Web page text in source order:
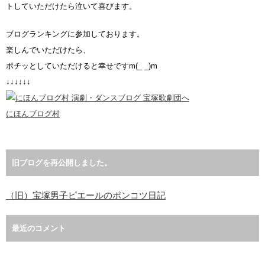
トしていただけたら泣いて喜びます。
ブログランキングに参加しております。
楽しんでいただけたら、
ポチッとしていただけると幸せですm(_ _)m
↓↓↓↓↓↓
にほんブログ村
旧ブログを再公開しました。
（旧）宝塚男子ピエールのポンコツ日記
最近のコメント